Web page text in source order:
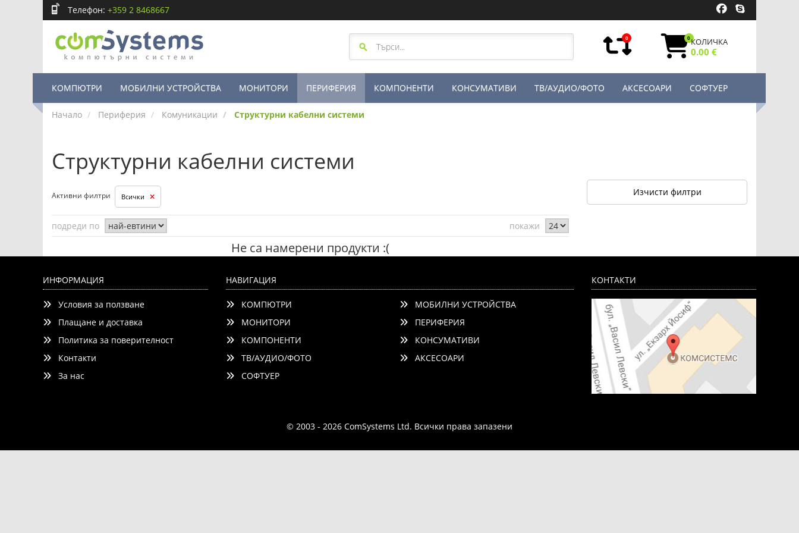
Телефон: +359 2 8468667
0 0КОЛИЧКА
0.00 €
КОМПЮТРИ МОБИЛНИ УСТРОЙСТВА МОНИТОРИ ПЕРИФЕРИЯ КОМПОНЕНТИ КОНСУМАТИВИ ТВ/АУДИО/ФОТО АКСЕСОАРИ СОФТУЕР
Начало Периферия Комуникации Структурни кабелни системи
Структурни кабелни системи
Изчисти филтри
Активни филтри Всички
подреди по покажи
Не са намерени продукти :(
ИНФОРМАЦИЯ
Условия за ползване
Плащане и доставка
Политика за поверителност
Контакти
За нас
НАВИГАЦИЯ
КОМПЮТРИ
МОБИЛНИ УСТРОЙСТВА
МОНИТОРИ
ПЕРИФЕРИЯ
КОМПОНЕНТИ
КОНСУМАТИВИ
ТВ/АУДИО/ФОТО
АКСЕСОАРИ
СОФТУЕР
КОНТАКТИ
© 2003 - 2026 ComSystems Ltd. Всички права запазени